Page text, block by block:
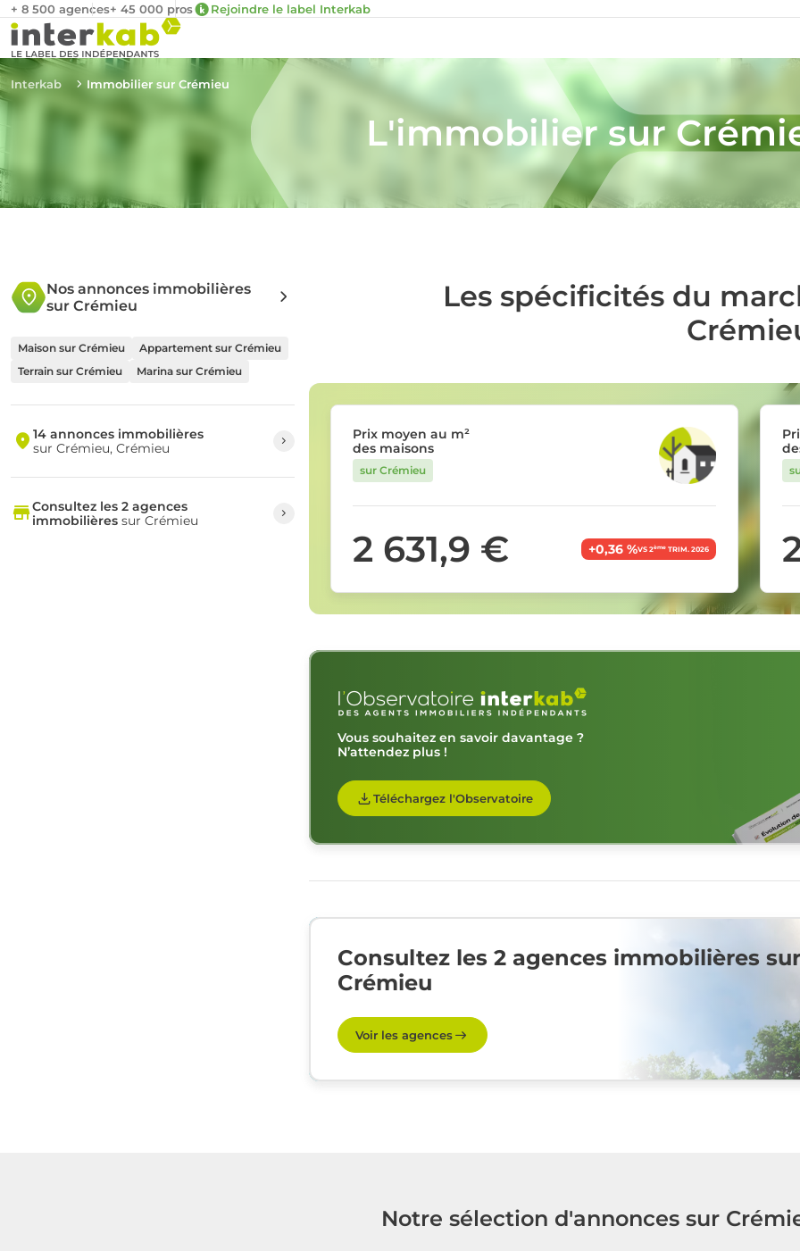
+ 8 500 agences+ 45 000 pros Rejoindre le label Interkab
Interkab Immobilier sur Crémieu
L'immobilier sur
Nos annonces immobilières
sur Crémieu
Maison sur Crémieu
Appartement sur Crémieu
Terrain sur Crémieu
Marina sur Crémieu
14 annonces immobilières
sur Crémieu, Crémieu
Consultez les 2 agences
immobilièressur Crémieu
Les spécificités du
Prix moyen au m²
des maisons
sur Crémieu
2 631,9 € +0,36 %VS 2ème TRIM. 2026
Vous souhaitez en savoir davantage ?
N’attendez plus !
Téléchargez l'Observatoire
Consultez les 2 agences immobilières sur
Crémieu
Voir les agences
Notre sélection d'annonces sur